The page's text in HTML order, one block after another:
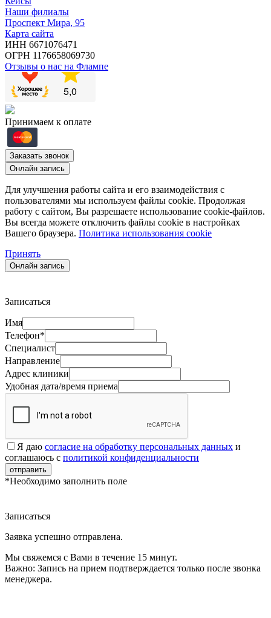
Наши филиалы
Проспект Мира, 95
Карта сайта
ИНН 6671076471
ОГРН 1176658069730
Отзывы о нас на Флампе
Принимаем к оплате
Заказать звонок
Oнлайн запись
Для улучшения работы сайта и его взаимодействия с
пользователями мы используем файлы cookie. Продолжая
работу с сайтом, Вы разрешаете использование cookie-файлов.
Вы всегда можете отключить файлы cookie в настройках
Вашего браузера. Политика использования cookie
Принять
Oнлайн запись
Записаться
Имя
Телефон*
Специалист
Направление
Адрес клиники
Удобная дата/время приема
Я даю согласие на обработку персональных данных и
соглашаюсь с политикой конфиденциальности
отправить
*Необходимо заполнить поле
Записаться
Заявка успешно отправлена.
Мы свяжемся с Вами в течение 15 минут.
Важно: Запись на прием подтверждается только после звонка
менеджера.